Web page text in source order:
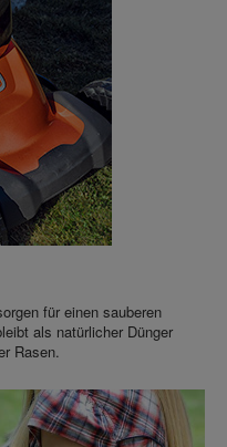
für einen sauberen
als natürlicher Dünger
Rasen.